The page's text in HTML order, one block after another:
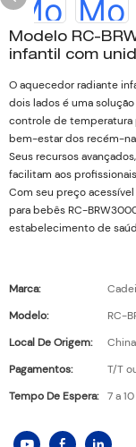
Modelo RC-
infantil com
O aquecedor radiante
dois lados é uma
controle de temperatura
bem-estar dos recém-
Seus recursos
facilitam aos
Com seu preço
para bebês RC-
estabelecimento de
Marca:
Modelo:
RC-
Local De Origem:
China
Pagamentos:
T/T
Tempo De Espera:
7 a